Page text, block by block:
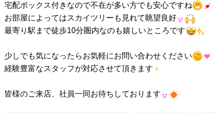
宅配ボックス付きなので不在が多い方でも安心ですね
お部屋によってはスカイツリーも見れて眺望良好
最寄り駅まで徒歩10分圏内なのも嬉しいところです
少しでも気になったらお気軽にお問い合わせください
経験豊富なスタッフが対応させて頂きます
皆様のご来店、社員一同お待ちしております